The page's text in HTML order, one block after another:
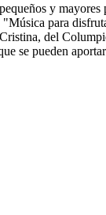
y
para
del
se pueden